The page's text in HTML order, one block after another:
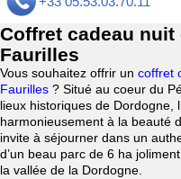
Coffret cadeau nuit
Faurilles
Vous souhaitez offrir un coffret
Faurilles ? Situé au coeur du
lieux historiques de Dordogne,
harmonieusement à la beauté
invite à séjourner dans un
d’un beau parc de 6 ha
la vallée de la Dordogne.